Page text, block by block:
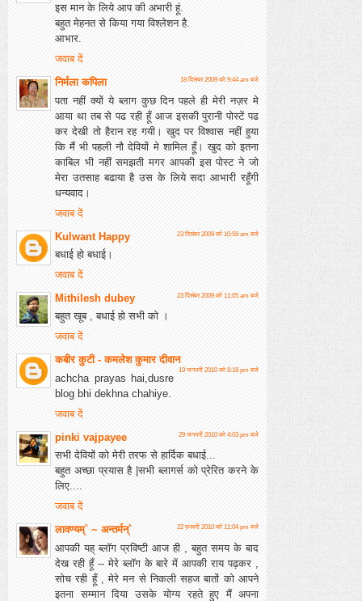
इस मान के लिये आप की अभारी हूं.
बहुत मेहनत से किया गया विश्लेशन है.
आभार.
जवाब दें
निर्मला कपिला
18 दिसंबर 2009 को 9:44 am बजे
पता नहीं क्यों ये ब्लाग कुछ दिन पहले ही मेरी नज़र मे
आया था तब से पढ रही हूँ आज इसकी पुरानी पोस्टें पढ
कर देखी तो हैरान रह गयी। खुद पर विश्वास नहीं हुया
कि मैं भी पहली नौ देवियों मे शामिल हूँ। खुद को इतना
काबिल भी नहीं समझती मगर आपकी इस पोस्ट ने जो
मेरा उतसाह बढाया है उस के लिये सदा आभारी रहूँगी
धन्यवाद।
जवाब दें
Kulwant Happy
23 दिसंबर 2009 को 10:59 am बजे
बधाई हो बधाई।
जवाब दें
Mithilesh dubey
23 दिसंबर 2009 को 11:05 am बजे
बहुत खूब , बधाई हो सभी को ।
जवाब दें
कबीर कुटी - कमलेश कुमार दीवान
19 जनवरी 2010 को 8:18 pm बजे
achcha prayas hai,dusre
blog bhi dekhna chahiye.
जवाब दें
pinki vajpayee
29 जनवरी 2010 को 4:03 pm बजे
सभी देवियों को मेरी तरफ से हार्दिक बधाई...
बहुत अच्छा प्रयास है |सभी ब्लागर्स को प्रेरित करने के
लिए....
जवाब दें
लावण्यम्` ~ अन्तर्मन्`
22 फ़रवरी 2010 को 11:04 pm बजे
आपकी यह् ब्लॉग प्रविष्टी आज ही , बहुत समय के बाद
देख रही हूँ -- मेरे ब्लॉग के बारे में आपकी राय पढ़कर ,
सोच रही हूँ , मेरे मन से निकली सहज बातों को आपने
इतना सम्मान दिया उसके योग्य रहते हुए मैं अपना